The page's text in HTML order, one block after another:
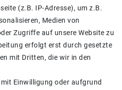
(z.B. IP-Adresse), um z.B.
Medien von
Zugriffe auf unsere Website zu
erfolgt erst durch gesetzte
mit Dritten, die wir in den
Einwilligung oder aufgrund